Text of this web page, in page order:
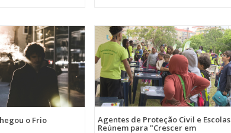
o Frio Agentes de Proteção Civil e Escolas
Reúnem para "Crescer em